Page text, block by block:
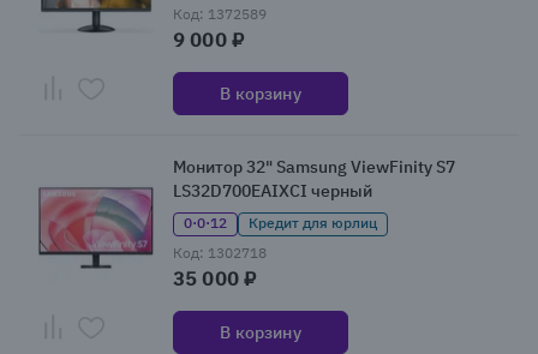
Код: 1372589
9 000 ₽
В корзину
Монитор 32" Samsung ViewFinity S7
LS32D700EAIXCI черный
0·0·12
Кредит для юрлиц
Код: 1302718
35 000 ₽
В корзину